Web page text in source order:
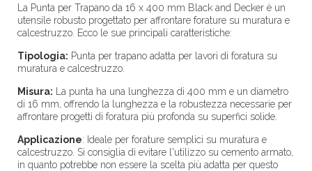
La Punta per Trapano da 16 x 400 mm Black and Decker è un
utensile robusto progettato per affrontare forature su muratura e
calcestruzzo. Ecco le sue principali caratteristiche:
Tipologia: Punta per trapano adatta per lavori di foratura su
muratura e calcestruzzo.
Misura: La punta ha una lunghezza di 400 mm e un diametro
di 16 mm, offrendo la lunghezza e la robustezza necessarie per
affrontare progetti di foratura più profonda su superfici solide.
Applicazione: Ideale per forature semplici su muratura e
calcestruzzo. Si consiglia di evitare l'utilizzo su cemento armato,
in quanto potrebbe non essere la scelta più adatta per questo